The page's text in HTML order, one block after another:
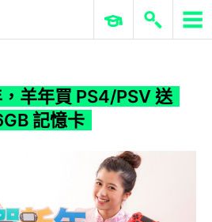
ERP 與商業 AI
羊年買 PS4/PSV 送
記憶卡